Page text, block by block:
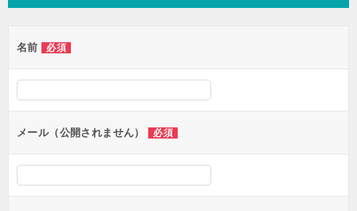
名前 必須
メール（公開されません） 必須